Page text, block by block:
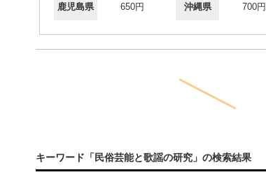
鹿児島県 650円 沖縄県 700円
キーワード「民俗芸能と歌謡の研究」の検索結果